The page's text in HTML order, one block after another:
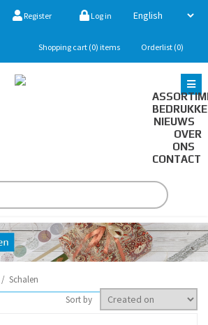
Register Log in
Shopping cart (0) items Orderlist (0)
NIEUWS
OVER
ONS
CONTACT
/ Schalen
Sort by